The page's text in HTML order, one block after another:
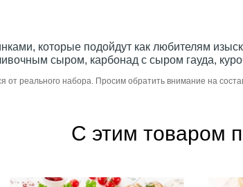
которые подойдут как любителям
сыром, карбонад с сыром гауда,
от реального набора. Просим обратить внимание на
С этим товаром